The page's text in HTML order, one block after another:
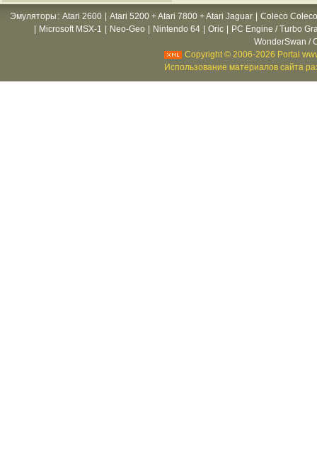
Эмуляторы : Atari 2600 Atari 5200 + Atari 7800 + Atari Jaguar
Coleco
Microsoft MSX-1 Neo-Geo Nintendo 64 Oric
PC Engine / Turbo
WonderSwan /
Copyright © 2006-2026 Portal
Использование материалов сайта